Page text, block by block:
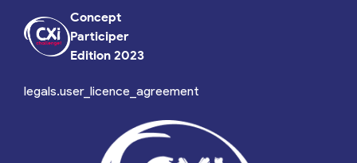
Concept
Participer
Edition 2023
legals.user_licence_agreement